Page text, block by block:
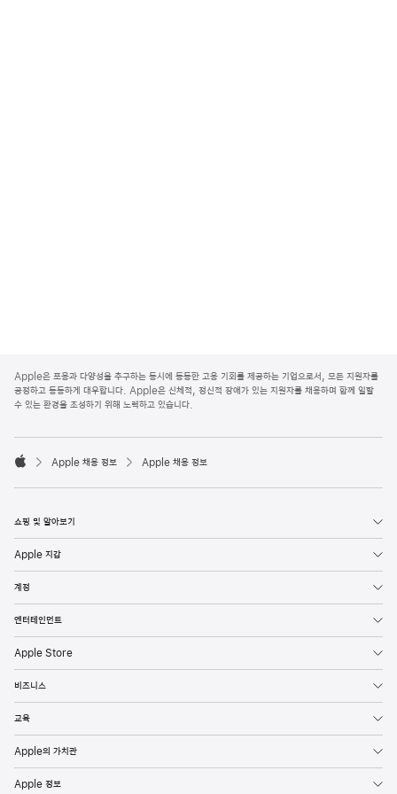
p
p
l
o
e
Apple은 포용과 다양성을 추구하는 동시에 동등한 고용 기회를 제공하는 기업으로서, 모든 지원자를
공정하고 동등하게 대우합니다. Apple은 신체적, 정신적 장애가 있는 지원자를 채용하며 함께 일할
수 있는 환경을 조성하기 위해 노력하고 있습니다.

p
l
Apple 채용 정보 Apple 채용 정보
쇼핑 및 알아보기
Apple 지갑
계정
엔터테인먼트
Apple Store
비즈니스
교육
Apple의 가치관
Apple 정보